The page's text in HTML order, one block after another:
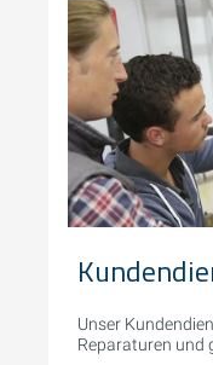
Unser
Reparaturen und